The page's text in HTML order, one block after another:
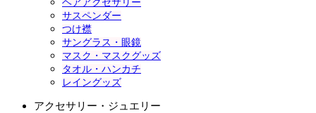
ヘアアクセサリー
サスペンダー
つけ襟
サングラス・眼鏡
マスク・マスクグッズ
タオル・ハンカチ
レイングッズ
アクセサリー・ジュエリー